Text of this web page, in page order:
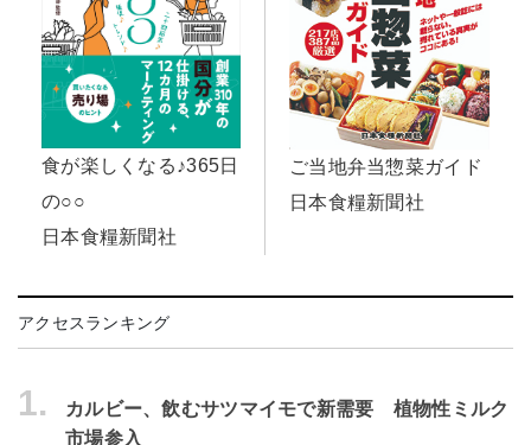
食が楽しくなる♪365日
の○○
日本食糧新聞社
ご当地弁当惣菜ガイド
日本食糧新聞社
アクセスランキング
1.
カルビー、飲むサツマイモで新需要 植物性ミルク
市場参入